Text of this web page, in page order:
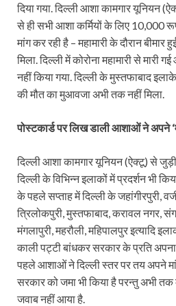
दिया गया. दिल्ली आशा कामगार यूनियन
से ही सभी आशा कर्मियों के लिए 10,000
मांग कर रही है – महामारी के दौरान
मिला. दिल्ली में कोरोना महामारी से
नहीं किया गया. दिल्ली के मुस्तफाबाद
की मौत का मुआवजा अभी तक नहीं मिला.
पोस्टकार्ड पर लिख डाली आशाओं ने अपने
दिल्ली आशा कामगार यूनियन (ऐक्टू) से
दिल्ली के विभिन्न इलाकों में प्रदर्शन भी
के पहले सप्ताह में दिल्ली के जहांगीरपुरी,
त्रिलोकपुरी, मुस्तफाबाद, करावल नगर,
मंगलापुरी, महरौली, महिपालपुर इत्यादि
काली पट्टी बांधकर सरकार के प्रति
पहले आशाओं ने दिल्ली स्तर पर तय अपने
सरकार को जमा भी किया है परन्तु अभी
जवाब नहीं आया है.